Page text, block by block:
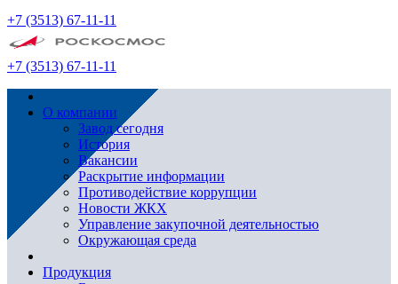
+7 (3513) 67-11-11
+7 (3513) 67-11-11
О компании
Завод сегодня
История
Вакансии
Раскрытие информации
Противодействие коррупции
Новости ЖКХ
Управление закупочной деятельностью
Окружающая среда
Продукция